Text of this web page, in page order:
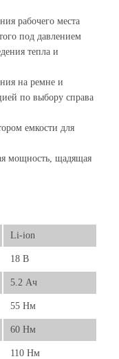
рабочего места
под давлением
тепла и
на ремне и
по выбору справа
емкости для
мощность, щадящая
Li-ion
18 В
5.2 Ач
55 Нм
60 Нм
110 Нм